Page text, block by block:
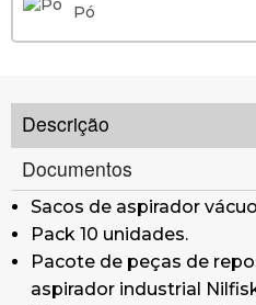
Pó
Descrição
Documentos
Sacos de aspirador
Pack 10 unidades.
Pacote de peças de
aspirador industrial